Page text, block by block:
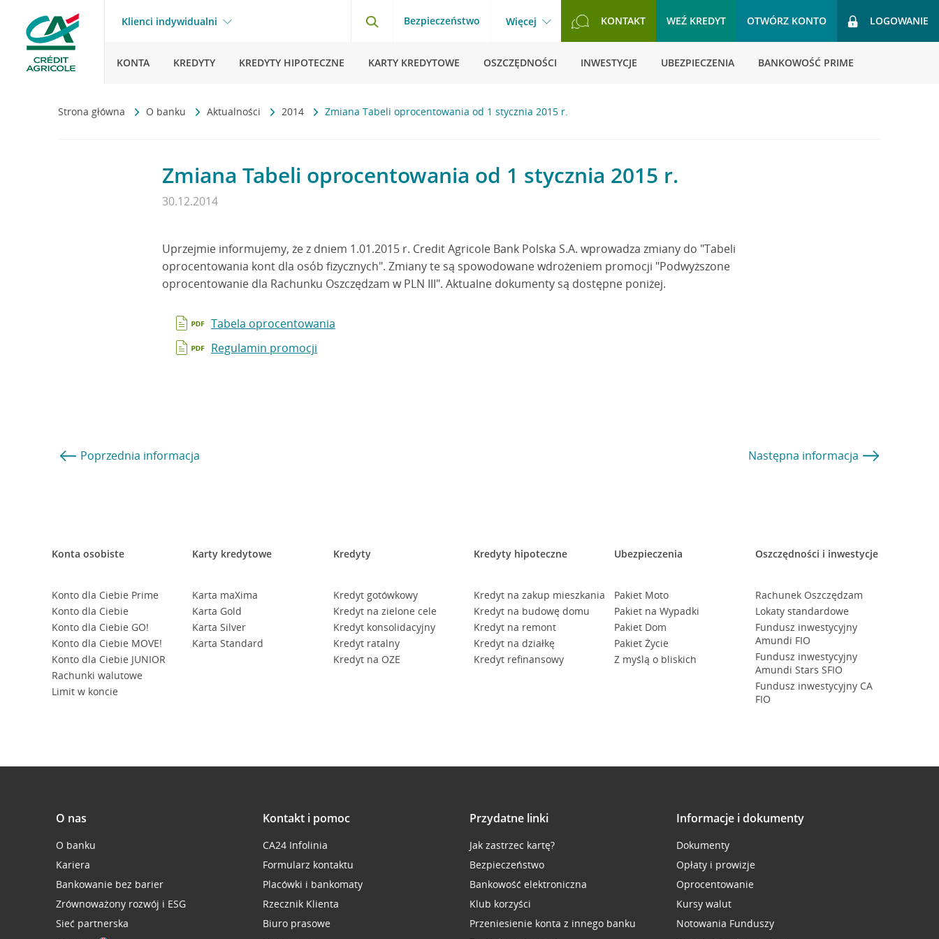
Klienci indywidualni Bezpieczeństwo Więcej KONTAKT WEŹ KREDYT OTWÓRZ KONTO LOGOWANIE
KONTA KREDYTY KREDYTY HIPOTECZNE KARTY KREDYTOWE OSZCZĘDNOŚCI INWESTYCJE UBEZPIECZENIA BANKOWOŚĆ PRIME
Strona główna O banku Aktualności 2014 Zmiana Tabeli oprocentowania od 1 stycznia 2015 r.
Zmiana Tabeli oprocentowania od 1 stycznia 2015 r.
30.12.2014
Uprzejmie informujemy, że z dniem 1.01.2015 r. Credit Agricole Bank Polska S.A. wprowadza zmiany do "Tabeli
oprocentowania kont dla osób fizycznych". Zmiany te są spowodowane wdrożeniem promocji "Podwyższone
oprocentowanie dla Rachunku Oszczędzam w PLN III". Aktualne dokumenty są dostępne poniżej.
Tabela oprocentowania
Regulamin promocji
Poprzednia informacja Następna informacja
Konta osobiste
Konto dla Ciebie Prime
Konto dla Ciebie
Konto dla Ciebie GO!
Konto dla Ciebie MOVE!
Konto dla Ciebie JUNIOR
Rachunki walutowe
Limit w koncie
Karty kredytowe
Karta maXima
Karta Gold
Karta Silver
Karta Standard
Kredyty
Kredyt gotówkowy
Kredyt na zielone cele
Kredyt konsolidacyjny
Kredyt ratalny
Kredyt na OZE
Kredyty hipoteczne
Kredyt na zakup mieszkania
Kredyt na budowę domu
Kredyt na remont
Kredyt na działkę
Kredyt refinansowy
Ubezpieczenia
Pakiet Moto
Pakiet na Wypadki
Pakiet Dom
Pakiet Życie
Z myślą o bliskich
Oszczędności i inwestycje
Rachunek Oszczędzam
Lokaty standardowe
Fundusz inwestycyjny
Amundi FIO
Fundusz inwestycyjny
Amundi Stars SFIO
Fundusz inwestycyjny CA
FIO
O nas
O banku
Kariera
Bankowanie bez barier
Zrównoważony rozwój i ESG
Sieć partnerska
Kontakt i pomoc
CA24 Infolinia
Formularz kontaktu
Placówki i bankomaty
Rzecznik Klienta
Biuro prasowe
Przydatne linki
Jak zastrzec kartę?
Bezpieczeństwo
Bankowość elektroniczna
Klub korzyści
Przeniesienie konta z innego banku
Informacje i dokumenty
Dokumenty
Opłaty i prowizje
Oprocentowanie
Kursy walut
Notowania Funduszy